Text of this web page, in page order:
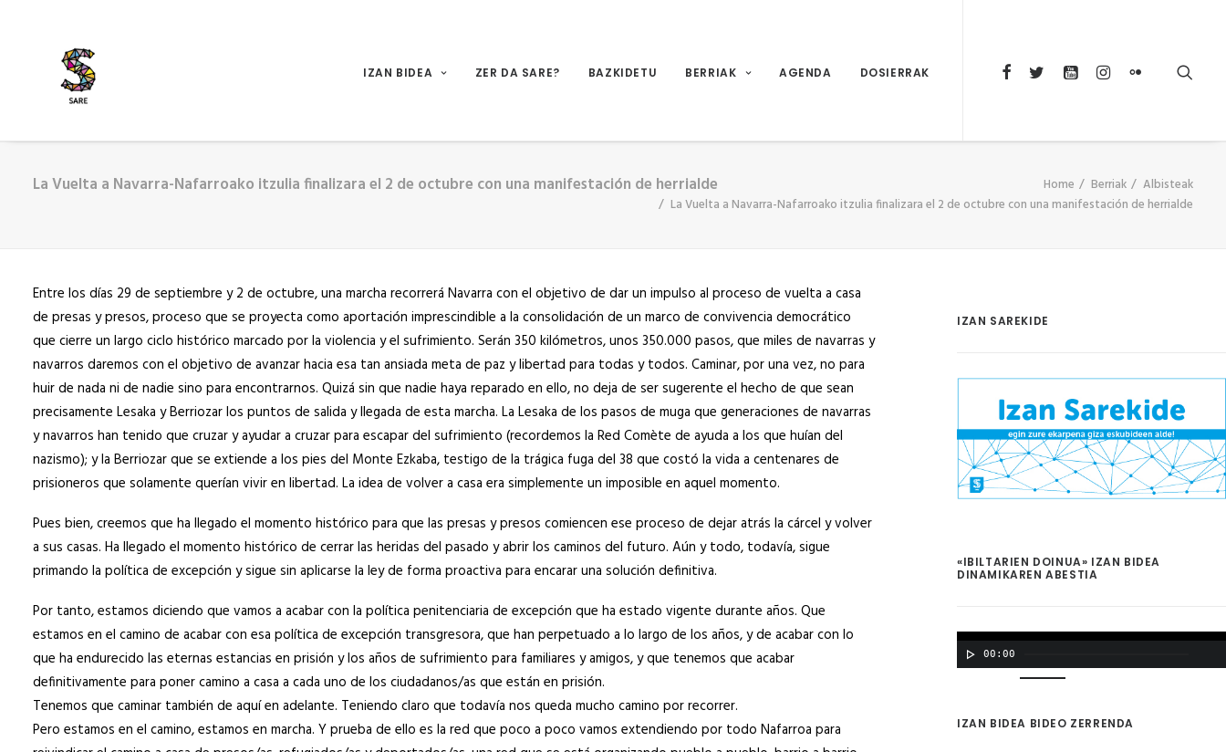
IZAN BIDEA ZER DA SARE? BAZKIDETU BERRIAK AGENDA DOSIERRAK
La Vuelta a Navarra-Nafarroako itzulia finalizara el 2 de octubre con una manifestación de herrialde Home Berriak
Albisteak
La Vuelta a Navarra-Nafarroako itzulia finalizara el 2 de octubre con una manifestación de herrialde
Entre los días 29 de septiembre y 2 de octubre, una marcha recorrerá Navarra con el objetivo de dar un impulso al proceso de vuelta a casa
de presas y presos, proceso que se proyecta como aportación imprescindible a la consolidación de un marco de convivencia democrático
que cierre un largo ciclo histórico marcado por la violencia y el sufrimiento. Serán 350 kilómetros, unos 350.000 pasos, que miles de navarras y
navarros daremos con el objetivo de avanzar hacia esa tan ansiada meta de paz y libertad para todas y todos. Caminar, por una vez, no para
huir de nada ni de nadie sino para encontrarnos. Quizá sin que nadie haya reparado en ello, no deja de ser sugerente el hecho de que sean
precisamente Lesaka y Berriozar los puntos de salida y llegada de esta marcha. La Lesaka de los pasos de muga que generaciones de navarras
y navarros han tenido que cruzar y ayudar a cruzar para escapar del sufrimiento (recordemos la Red Comète de ayuda a los que huían del
nazismo); y la Berriozar que se extiende a los pies del Monte Ezkaba, testigo de la trágica fuga del 38 que costó la vida a centenares de
prisioneros que solamente querían vivir en libertad. La idea de volver a casa era simplemente un imposible en aquel momento.
Pues bien, creemos que ha llegado el momento histórico para que las presas y presos comiencen ese proceso de dejar atrás la cárcel y volver
a sus casas. Ha llegado el momento histórico de cerrar las heridas del pasado y abrir los caminos del futuro. Aún y todo, todavía, sigue
primando la política de excepción y sigue sin aplicarse la ley de forma proactiva para encarar una solución definitiva.
Por tanto, estamos diciendo que vamos a acabar con la política penitenciaria de excepción que ha estado vigente durante años. Que
estamos en el camino de acabar con esa política de excepción transgresora, que han perpetuado a lo largo de los años, y de acabar con lo
que ha endurecido las eternas estancias en prisión y los años de sufrimiento para familiares y amigos, y que tenemos que acabar
definitivamente para poner camino a casa a cada uno de los ciudadanos/as que están en prisión.
Tenemos que caminar también de aquí en adelante. Teniendo claro que todavía nos queda mucho camino por recorrer.
Pero estamos en el camino, estamos en marcha. Y prueba de ello es la red que poco a poco vamos extendiendo por todo Nafarroa para
IZAN SAREKIDE
«IBILTARIEN DOINUA» IZAN BIDEA
DINAMIKAREN ABESTIA
00:00
IZAN BIDEA BIDEO ZERRENDA